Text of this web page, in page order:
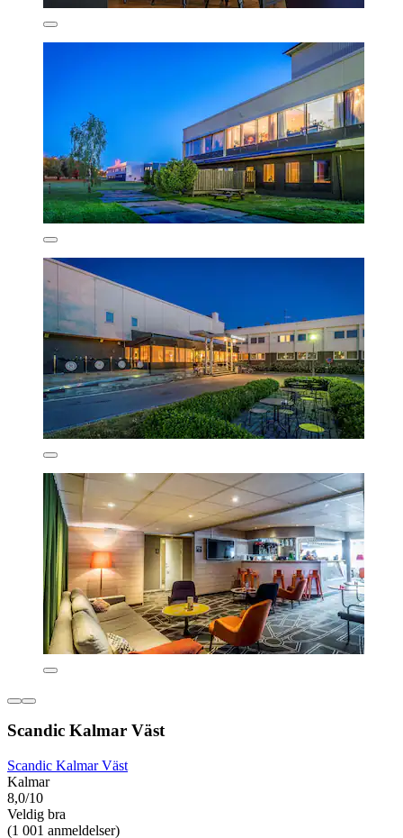
Scandic Kalmar Väst
Scandic Kalmar Väst
Kalmar
8,0/10
Veldig bra
(1 001 anmeldelser)